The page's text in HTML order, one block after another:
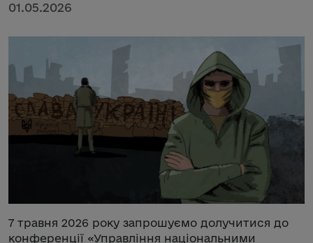
01.05.2026
7 травня 2026 року запрошуємо долучитися до
конференції «Управління національними